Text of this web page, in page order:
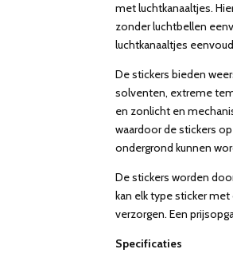
met luchtkanaaltjes.
zonder luchtbellen
luchtkanaaltjes
De stickers bieden
solventen, extreme
en zonlicht en
waardoor de stickers
ondergrond kunnen
De stickers worden door
kan elk type sticker
verzorgen. Een
Specificaties